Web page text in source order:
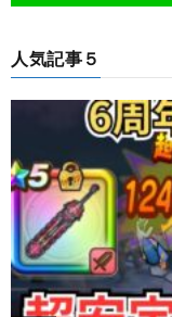
人気記事５